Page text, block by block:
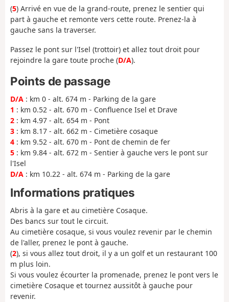
(5) Arrivé en vue de la grand-route, prenez le sentier qui
part à gauche et remonte vers cette route. Prenez-la à
gauche sans la traverser.
Passez le pont sur l'Isel (trottoir) et allez tout droit pour
rejoindre la gare toute proche (D/A).
Points de passage
D/A : km 0 - alt. 674 m - Parking de la gare
1 : km 0.52 - alt. 670 m - Confluence Isel et Drave
2 : km 4.97 - alt. 654 m - Pont
3 : km 8.17 - alt. 662 m - Cimetière cosaque
4 : km 9.52 - alt. 670 m - Pont de chemin de fer
5 : km 9.84 - alt. 672 m - Sentier à gauche vers le pont sur
l'Isel
D/A : km 10.22 - alt. 674 m - Parking de la gare
Informations pratiques
Abris à la gare et au cimetière Cosaque.
Des bancs sur tout le circuit.
Au cimetière cosaque, si vous voulez revenir par le chemin
de l'aller, prenez le pont à gauche.
(2), si vous allez tout droit, il y a un golf et un restaurant 100
m plus loin.
Si vous voulez écourter la promenade, prenez le pont vers le
cimetière Cosaque et tournez aussitôt à gauche pour
revenir.